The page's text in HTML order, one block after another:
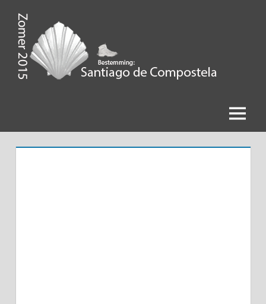
naar
inhoudZomer
2015,
Santiago
Menu